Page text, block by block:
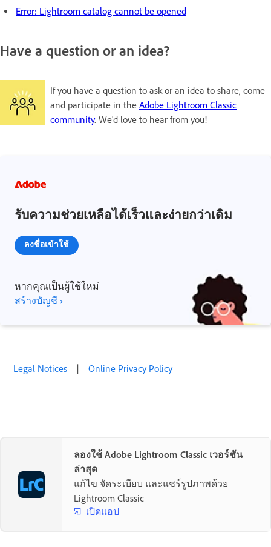
Error: Lightroom catalog cannot be opened
Have a question or an idea?
If you have a question to ask or an idea to share, come
and participate in the Adobe Lightroom Classic
community. We'd love to hear from you!
รับความช่วยเหลือได้เร็วและง่ายกว่าเดิม
ลงชื่อเข้าใช้
หากคุณเป็นผู้ใช้ใหม่
สร้างบัญชี ›
Legal Notices | Online Privacy Policy
ลองใช้ Adobe Lightroom Classic เวอร์ชัน
ล่าสุด
แก้ไข จัดระเบียบ และแชร์รูปภาพด้วย
Lightroom Classic
เปิดแอป